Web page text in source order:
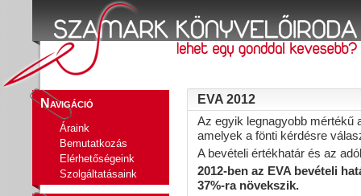
Navigáció
Áraink
Bemutatkozás
Elérhetőségeink
Szolgáltatásaink
EVA 2012
Az egyik legnagyobb mértékű
amelyek a fönti kérdésre
A bevételi értékhatár és az
2012-ben az EVA bevételi
37%-ra növekszik.